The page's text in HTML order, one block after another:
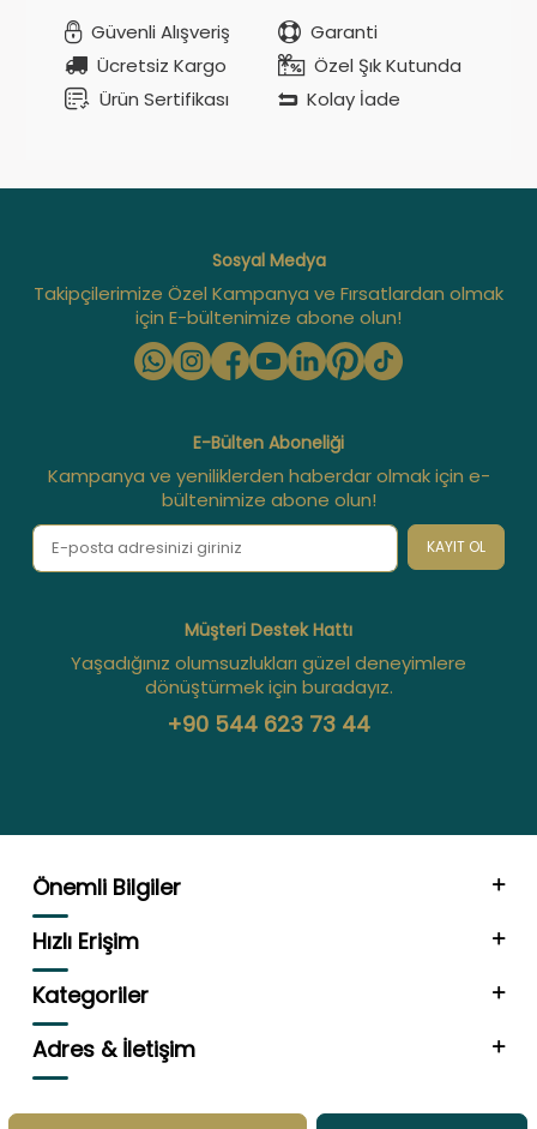
Güvenli Alışveriş
Garanti
Ücretsiz Kargo
Özel Şık Kutunda
Ürün Sertifikası
Kolay İade
Sosyal Medya
Takipçilerimize Özel Kampanya ve Fırsatlardan olmak
için E-bültenimize abone olun!
E-Bülten Aboneliği
Kampanya ve yeniliklerden haberdar olmak için e-
bültenimize abone olun!
KAYIT OL
Müşteri Destek Hattı
Yaşadığınız olumsuzlukları güzel deneyimlere
dönüştürmek için buradayız.
+90 544 623 73 44
Önemli Bilgiler
Hızlı Erişim
Kategoriler
Adres & İletişim